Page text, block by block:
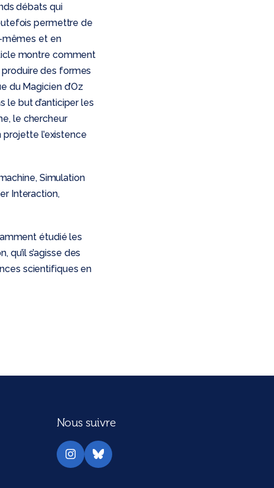
débats qui
permettre de
mêmes et en
montre comment
des formes
du Magicien d’Oz
le but d’anticiper les
le chercheur
projette l’existence
Simulation
Interaction,
étudié les
s’agisse des
scientifiques en
Nous suivre
Instagram
Bluesky